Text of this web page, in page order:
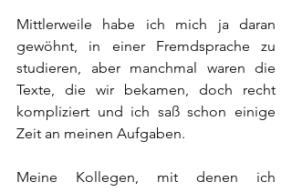
Mittlerweile habe ich mich ja daran
gewöhnt, in einer Fremdsprache zu
studieren, aber manchmal waren die
Texte, die wir bekamen, doch recht
kompliziert und ich saß schon einige
Zeit an meinen Aufgaben.
Meine Kollegen, mit denen ich